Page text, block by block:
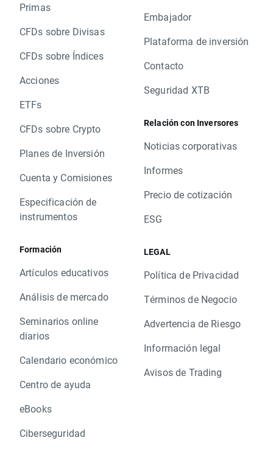
Primas
CFDs sobre Divisas
CFDs sobre Índices
Acciones
ETFs
CFDs sobre Crypto
Planes de Inversión
Cuenta y Comisiones
Especificación de
instrumentos
Formación
Artículos educativos
Análisis de mercado
Seminarios online
diarios
Calendario económico
Centro de ayuda
eBooks
Ciberseguridad
Embajador
Plataforma de inversión
Contacto
Seguridad XTB
Relación con Inversores
Noticias corporativas
Informes
Precio de cotización
ESG
LEGAL
Política de Privacidad
Términos de Negocio
Advertencia de Riesgo
Información legal
Avisos de Trading